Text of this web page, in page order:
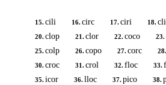
15.cili 16.circ 17.ciri 18.
20.clop 21.clor 22.coco 23.
25.colp 26.copo 27.corc 28.
30.croc 31.crol 32.floc 33.
35.icor 36.lloc 37.pico 38.